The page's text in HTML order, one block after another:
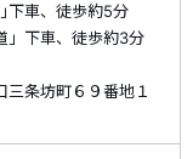
変更される場合が
了承ください。
下車、徒歩約5分
車、徒歩約3分
条坊町６９番地１